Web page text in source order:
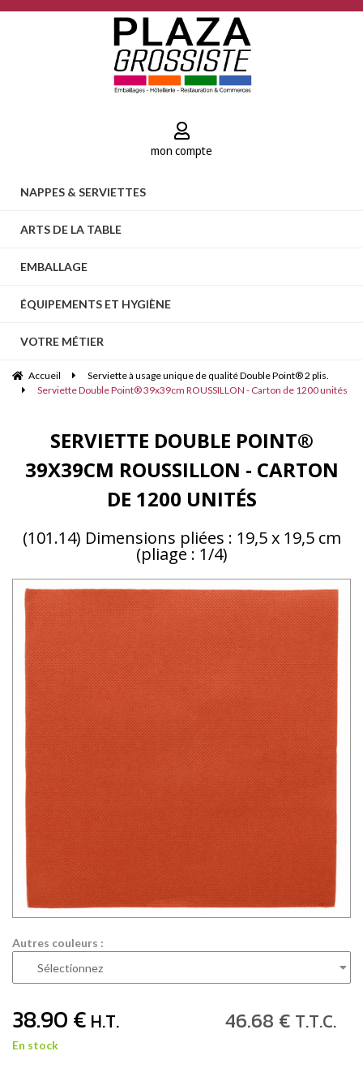
mon compte
NAPPES & SERVIETTES
ARTS DE LA TABLE
EMBALLAGE
ÉQUIPEMENTS ET HYGIÈNE
VOTRE MÉTIER
Accueil
Serviette à usage unique de qualité Double Point® 2 plis.
Serviette Double Point® 39x39cm ROUSSILLON - Carton de 1200 unités
SERVIETTE DOUBLE POINT®
39X39CM ROUSSILLON - CARTON
DE 1200 UNITÉS
(101.14) Dimensions pliées : 19,5 x 19,5 cm
(pliage : 1/4)
Autres couleurs :
38.90€ H.T. 46.68 € T.T.C.
En stock